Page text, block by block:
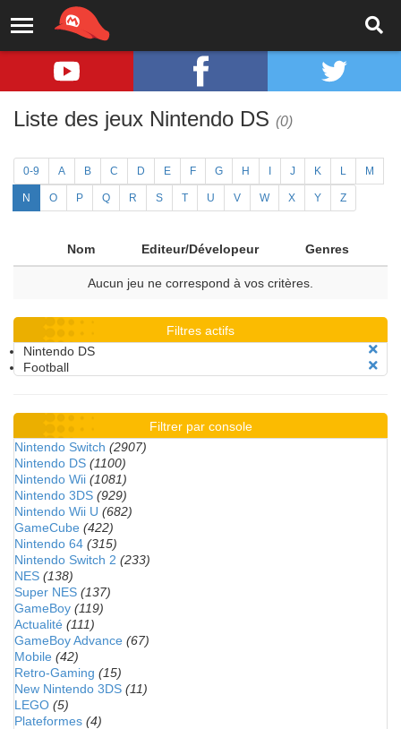
Liste des jeux Nintendo DS (0)
0-9 A B C D E F G H J K L M
N O P Q R S T U V W X Y Z
Nom Editeur/Dévelopeur Genres
Aucun jeu ne correspond à vos critères.
Filtres actifs
Nintendo DS
Football
Filtrer par console
Nintendo Switch (2907)
Nintendo DS (1100)
Nintendo Wii (1081)
Nintendo 3DS (929)
Nintendo Wii U (682)
GameCube (422)
Nintendo 64 (315)
Nintendo Switch 2 (233)
NES (138)
Super NES (137)
GameBoy (119)
Actualité (111)
GameBoy Advance (67)
Mobile (42)
Retro-Gaming (15)
New Nintendo 3DS (11)
LEGO (5)
Plateformes (4)